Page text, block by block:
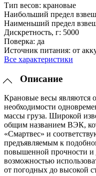
Тип весов: крановые
Наибольший предел
Наименьший предел
Дискретность, г: 5000
Поверка: да
Источник питания: от
Все характеристики
Описание
Крановые весы являются
необходимости
массы груза. Широкой
общим названием ВЭК,
«Смартвес» и
предъявляемым к
повышенной прочности и
возможностью
от погодных до высокой